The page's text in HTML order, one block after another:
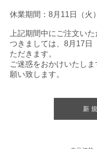
休業期間：8月11日（火
上記期間中にご注文い
つきましては、8月17日
ただきます。
ご迷惑をおかけいたし
願い致します。
新